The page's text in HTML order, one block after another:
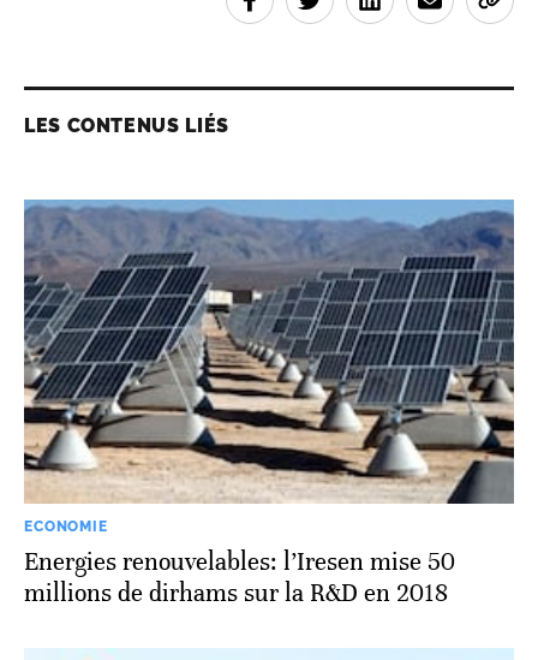
LES CONTENUS LIÉS
ECONOMIE
Energies renouvelables: l’Iresen mise 50
millions de dirhams sur la R&D en 2018